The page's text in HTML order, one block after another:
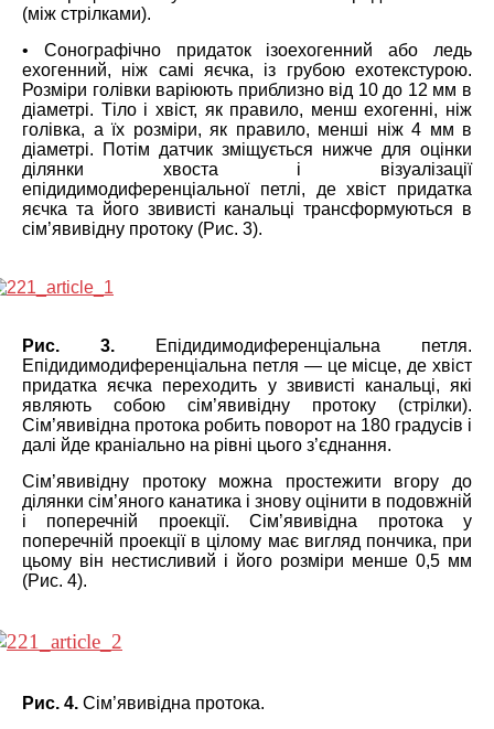
(між стрілками).
• Сонографічно придаток ізоехогенний або ледь
ехогенний, ніж самі яєчка, із грубою ехотекстурою.
Розміри голівки варіюють приблизно від 10 до 12 мм в
діаметрі. Тіло і хвіст, як правило, менш ехогенні, ніж
голівка, а їх розміри, як правило, менші ніж 4 мм в
діаметрі. Потім датчик зміщується нижче для оцінки
ділянки хвоста і візуалізації
епідидимодиференціальної петлі, де хвіст придатка
яєчка та його звивисті канальці трансформуються в
сім’явивідну протоку (Рис. 3).
Рис. 3. Епідидимодиференціальна петля.
Епідидимодиференціальна петля ― це місце, де хвіст
придатка яєчка переходить у звивисті канальці, які
являють собою сім’явивідну протоку (стрілки).
Сім’явивідна протока робить поворот на 180 градусів і
далі йде краніально на рівні цього з’єднання.
Сім’явивідну протоку можна простежити вгору до
ділянки сім’яного канатика і знову оцінити в подовжній
і поперечній проекції. Сім’явивідна протока у
поперечній проекції в цілому має вигляд пончика, при
цьому він нестисливий і його розміри менше 0,5 мм
(Рис. 4).
Рис. 4. Сім’явивідна протока.